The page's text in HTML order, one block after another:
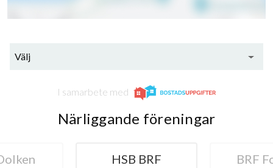
Välj
I samarbete med
Närliggande föreningar
HSB BRF
BRF